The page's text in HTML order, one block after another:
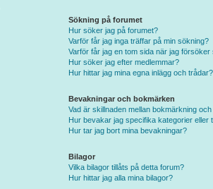
Sökning på forumet
Hur söker jag på forumet?
Varför får jag inga träffar på min sökning?
Varför får jag en tom sida när jag försöker
Hur söker jag efter medlemmar?
Hur hittar jag mina egna inlägg och trådar?
Bevakningar och bokmärken
Vad är skillnaden mellan bokmärkning
Hur bevakar jag specifika kategorier eller
Hur tar jag bort mina bevakningar?
Bilagor
Vilka bilagor tillåts på detta forum?
Hur hittar jag alla mina bilagor?